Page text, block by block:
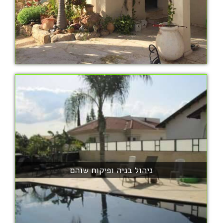
ניהול בניה ופיקוח שוהם